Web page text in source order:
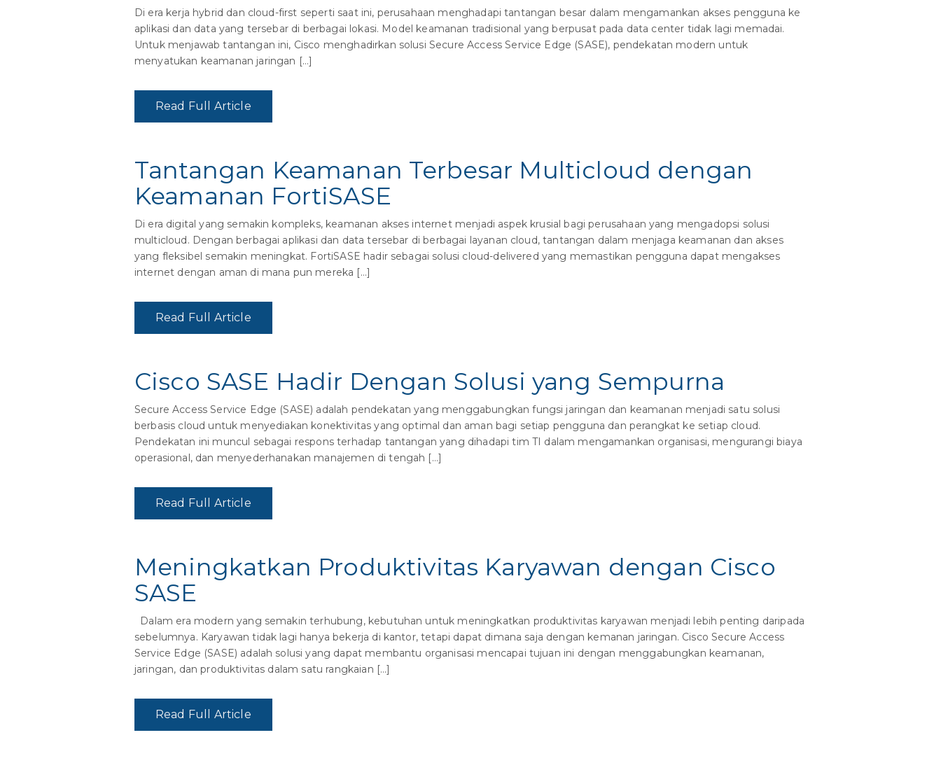
Di era kerja hybrid dan cloud-first seperti saat ini, perusahaan menghadapi tantangan besar dalam mengamankan akses pengguna ke
aplikasi dan data yang tersebar di berbagai lokasi. Model keamanan tradisional yang berpusat pada data center tidak lagi memadai.
Untuk menjawab tantangan ini, Cisco menghadirkan solusi Secure Access Service Edge (SASE), pendekatan modern untuk
menyatukan keamanan jaringan […]
Read Full Article
Tantangan Keamanan Terbesar Multicloud dengan
Keamanan FortiSASE
Di era digital yang semakin kompleks, keamanan akses internet menjadi aspek krusial bagi perusahaan yang mengadopsi solusi
multicloud. Dengan berbagai aplikasi dan data tersebar di berbagai layanan cloud, tantangan dalam menjaga keamanan dan akses
yang fleksibel semakin meningkat. FortiSASE hadir sebagai solusi cloud-delivered yang memastikan pengguna dapat mengakses
internet dengan aman di mana pun mereka […]
Read Full Article
Cisco SASE Hadir Dengan Solusi yang Sempurna
Secure Access Service Edge (SASE) adalah pendekatan yang menggabungkan fungsi jaringan dan keamanan menjadi satu solusi
berbasis cloud untuk menyediakan konektivitas yang optimal dan aman bagi setiap pengguna dan perangkat ke setiap cloud.
Pendekatan ini muncul sebagai respons terhadap tantangan yang dihadapi tim TI dalam mengamankan organisasi, mengurangi biaya
operasional, dan menyederhanakan manajemen di tengah […]
Read Full Article
Meningkatkan Produktivitas Karyawan dengan Cisco
SASE
Dalam era modern yang semakin terhubung, kebutuhan untuk meningkatkan produktivitas karyawan menjadi lebih penting daripada
sebelumnya. Karyawan tidak lagi hanya bekerja di kantor, tetapi dapat dimana saja dengan kemanan jaringan. Cisco Secure Access
Service Edge (SASE) adalah solusi yang dapat membantu organisasi mencapai tujuan ini dengan menggabungkan keamanan,
jaringan, dan produktivitas dalam satu rangkaian […]
Read Full Article